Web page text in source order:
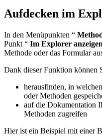
Aufdecken im
In den Menüpunkten “
Punkt “ Im Explorer
Methode oder das Formular
Dank dieser Funktion können
herausfinden, in
oder Methoden
auf die Dokumentation
Methoden zugreifen
Hier ist ein Beispiel mit einer